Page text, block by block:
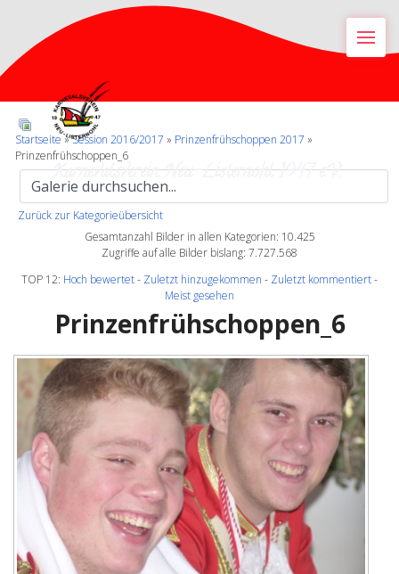
Karnevalsverein Neu-Listernohl 1947 e.V.
Startseite»Session 2016/2017 » Prinzenfrühschoppen 2017 »
Prinzenfrühschoppen_6
Zurück zur Kategorieübersicht
Gesamtanzahl Bilder in allen Kategorien: 10.425
Zugriffe auf alle Bilder bislang: 7.727.568
TOP 12: Hoch bewertet- Zuletzt hinzugekommen - Zuletzt kommentiert-
Meist gesehen
Prinzenfrühschoppen_6